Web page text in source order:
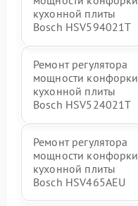
кухонной плиты
Bosch HSV594021T
Ремонт регулятора
мощности конфорки
кухонной плиты
Bosch HSV524021T
Ремонт регулятора
мощности конфорки
кухонной плиты
Bosch HSV465AEU